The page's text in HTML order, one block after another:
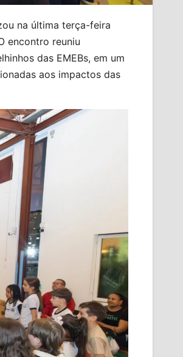
na última terça-feira
encontro reuniu
das EMEBs, em um
aos impactos das